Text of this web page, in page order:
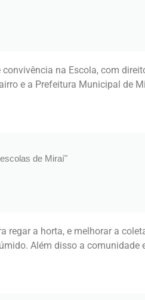
na Escola, com
e a Prefeitura Municipal de
de Miraí"
regar a horta, e melhorar a
Além disso a comunidade